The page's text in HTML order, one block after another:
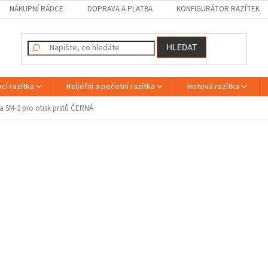
NÁKUPNÍ RÁDCE DOPRAVA A PLATBA KONFIGURÁTOR RAZÍTEK
HLEDAT
razítka Reliéfní a pečetní razítka Hotová razítka
SM-2 pro otisk prstů ČERNÁ